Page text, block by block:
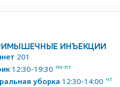
ИНЪЕКЦИИ
201
12:30-19:30 пн-пт
уборка 12:30-14:00 чт